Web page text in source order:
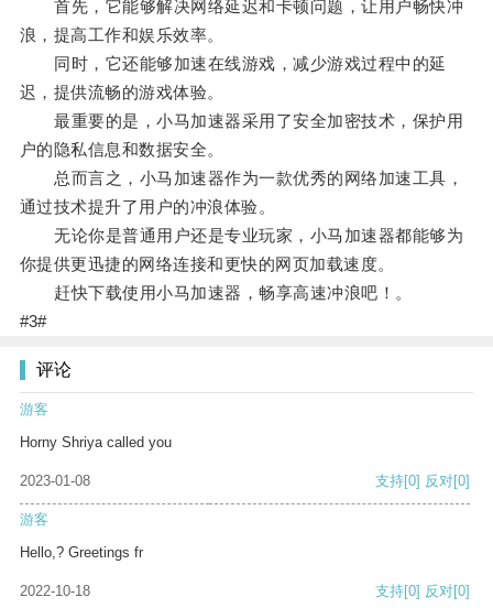
首先，它能够解决网络延迟和卡顿问题，让用户畅快冲
浪，提高工作和娱乐效率。
同时，它还能够加速在线游戏，减少游戏过程中的延
迟，提供流畅的游戏体验。
最重要的是，小马加速器采用了安全加密技术，保护用
户的隐私信息和数据安全。
总而言之，小马加速器作为一款优秀的网络加速工具，
通过技术提升了用户的冲浪体验。
无论你是普通用户还是专业玩家，小马加速器都能够为
你提供更迅捷的网络连接和更快的网页加载速度。
赶快下载使用小马加速器，畅享高速冲浪吧！。
#3#
评论
游客
Horny Shriya called you
2023-01-08 支持[0] 反对[0]
游客
Hello,? Greetings fr
2022-10-18 支持[0] 反对[0]